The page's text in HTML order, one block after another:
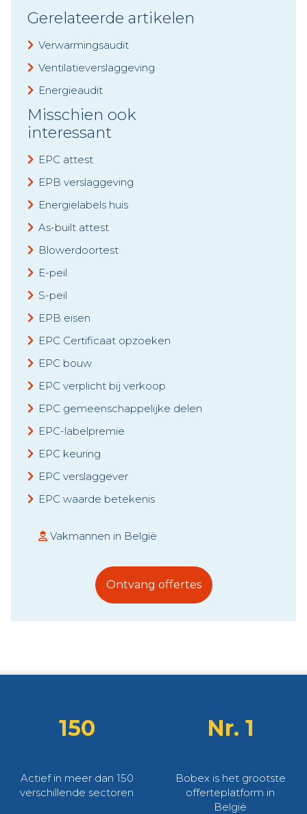
Gerelateerde artikelen
Verwarmingsaudit
Ventilatieverslaggeving
Energieaudit
Misschien ook
interessant
EPC attest
EPB verslaggeving
Energielabels huis
As-built attest
Blowerdoortest
E-peil
S-peil
EPB eisen
EPC Certificaat opzoeken
EPC bouw
EPC verplicht bij verkoop
EPC gemeenschappelijke delen
EPC-labelpremie
EPC keuring
EPC verslaggever
EPC waarde betekenis
Vakmannen in België
Ontvang offertes
150
Actief in meer dan 150
verschillende sectoren
Nr. 1
Bobex is het grootste
offerteplatform in
België